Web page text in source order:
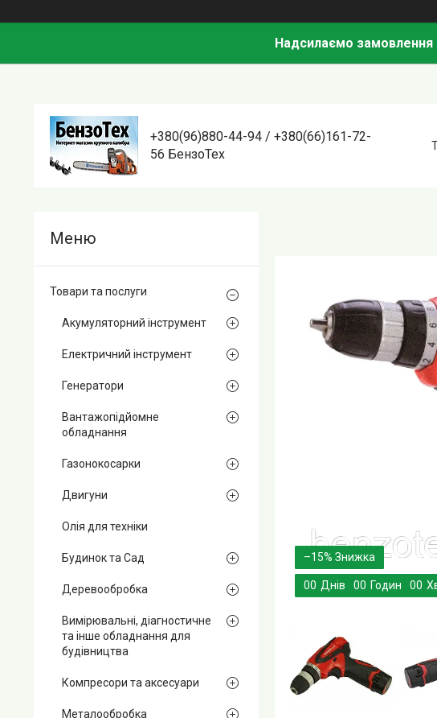
Надсилаємо замовлення
+380(96)880-44-94 / +380(66)161-72-
56 БензоТех
–15%
00 Днів 00 Годин 00
Товари та послуги
Акумуляторний інструмент
Електричний інструмент
Генератори
Вантажопідйомне
обладнання
Газонокосарки
Двигуни
Олія для техніки
Будинок та Сад
Деревообробка
Вимірювальні, діагностичне
та інше обладнання для
будівництва
Компресори та аксесуари
Металообробка